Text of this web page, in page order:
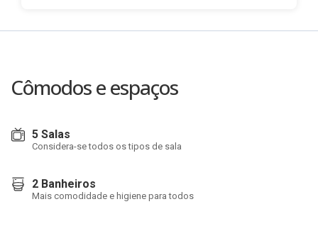
Cômodos e espaços
5 Salas
Considera-se todos os tipos de sala
2 Banheiros
Mais comodidade e higiene para todos